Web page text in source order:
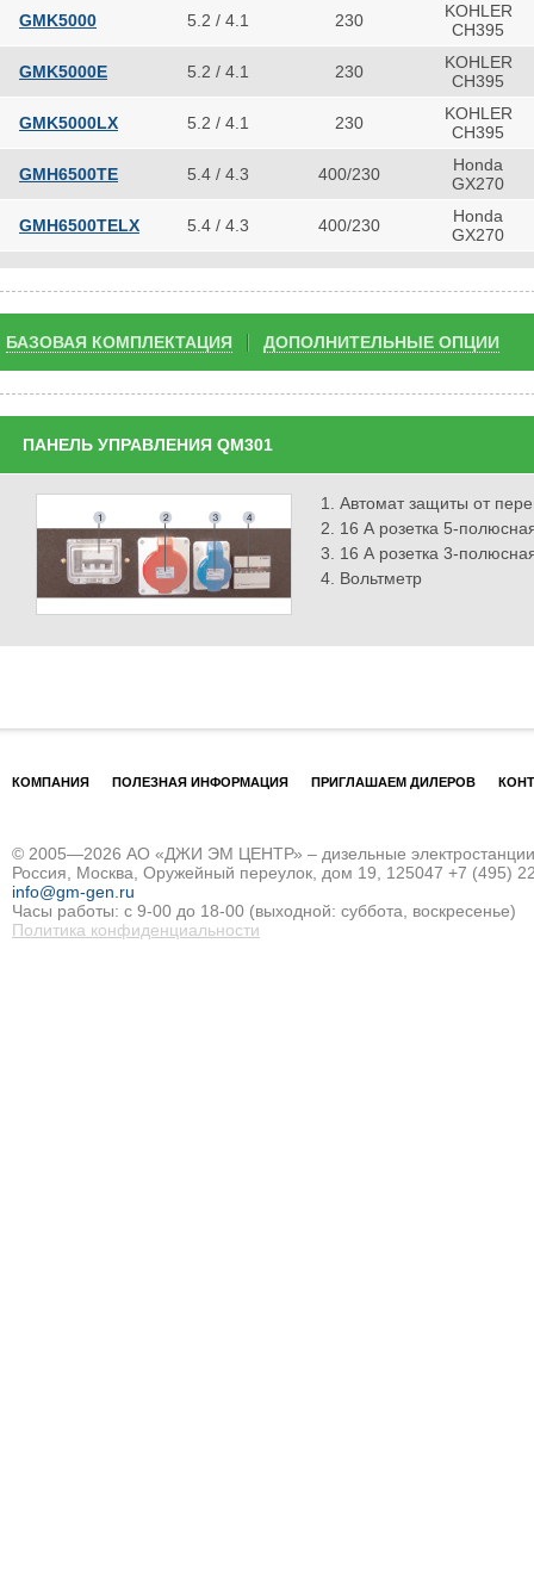
GMK5000 5.2 / 4.1 230
KOHLER
CH395
GMK5000E 5.2 / 4.1 230
KOHLER
CH395
GMK5000LX 5.2 / 4.1 230
KOHLER
CH395
GMH6500TE 5.4 / 4.3 400/230
Honda
GX270
GMH6500TELX 5.4 / 4.3 400/230
Honda
GX270
БАЗОВАЯ КОМПЛЕКТАЦИЯ ДОПОЛНИТЕЛЬНЫЕ ОПЦИИ
ПАНЕЛЬ УПРАВЛЕНИЯ QM301
Автомат защиты от
16 А розетка 5-
16 А розетка 3-
Вольтметр
КОМПАНИЯ ПОЛЕЗНАЯ ИНФОРМАЦИЯ ПРИГЛАШАЕМ ДИЛЕРОВ
© 2005—2026 АО «ДЖИ ЭМ ЦЕНТР» – дизельные электростанции
Россия, Москва, Оружейный переулок, дом 19, 125047 +7 (495)
info@gm-gen.ru
Часы работы: с 9-00 до 18-00 (выходной: суббота, воскресенье)
Политика конфиденциальности